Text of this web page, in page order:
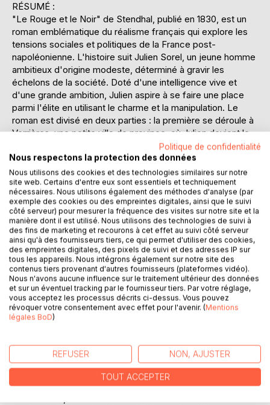
RÉSUMÉ :
"Le Rouge et le Noir" de Stendhal, publié en 1830, est un
roman emblématique du réalisme français qui explore les
tensions sociales et politiques de la France post-
napoléonienne. L'histoire suit Julien Sorel, un jeune homme
ambitieux d'origine modeste, déterminé à gravir les
échelons de la société. Doté d'une intelligence vive et
d'une grande ambition, Julien aspire à se faire une place
parmi l'élite en utilisant le charme et la manipulation. Le
roman est divisé en deux parties : la première se déroule à
Verrières, une petite ville de province, où Julien devient le
précepteur des enfants de Monsieur de Rênal, un maire
influent. La deuxième partie se déroule à Paris, alors que
Julien s'immerge dans le monde ecclésiastique et
politique. À travers son parcours, Stendhal dépeint les
conflits entre les aspirations personnelles et les contraintes
sociales, tout en critiquant l'hypocrisie et le matérialisme
de son époque. Le roman est également une exploration
psychologique de Julien, dont les ambitions et les
désillusions sont mises en lumière par ses relations
complexes avec deux femmes, Madame de Rênal et
Mathilde de La Mole. "Le Rouge et le Noir" est un chef-
d'oeuvre littéraire qui continue de fasciner par sa
profondeur psychologique et sa critique sociale.
L'AUTEUR :
janvier 1783 à Grenoble, en France. Il est l'un des écrivains
les plus importants du XIXe siècle, reconnu pour son style
incisif et son analyse perspicace de la société et de la
psychologie humaine. Après des études à l'École centrale
Politique de confidentialité
Nous respectons la protection des données
Nous utilisons des cookies et des technologies similaires sur notre
site web. Certains d'entre eux sont essentiels et techniquement
nécessaires. Nous utilisons également des méthodes d'analyse (par
exemple des cookies ou des empreintes digitales, ainsi que le suivi
côté serveur) pour mesurer la fréquence des visites sur notre site et la
manière dont il est utilisé. Nous utilisons des technologies de suivi à
des fins de marketing et recourons à cet effet au suivi côté serveur
ainsi qu'à des fournisseurs tiers, ce qui permet d'utiliser des cookies,
des empreintes digitales, des pixels de suivi et des adresses IP sur
tous les appareils. Nous intégrons également sur notre site des
contenus tiers provenant d'autres fournisseurs (plateformes vidéo).
Nous n'avons aucune influence sur le traitement ultérieur des données
et sur un éventuel tracking par le fournisseur tiers. Par votre réglage,
vous acceptez les processus décrits ci-dessus. Vous pouvez
révoquer votre consentement avec effet pour l'avenir. (Mentions
légales BoD)
REFUSER NON, AJUSTER
TOUT ACCEPTER